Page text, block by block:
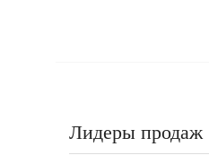
Лидеры продаж